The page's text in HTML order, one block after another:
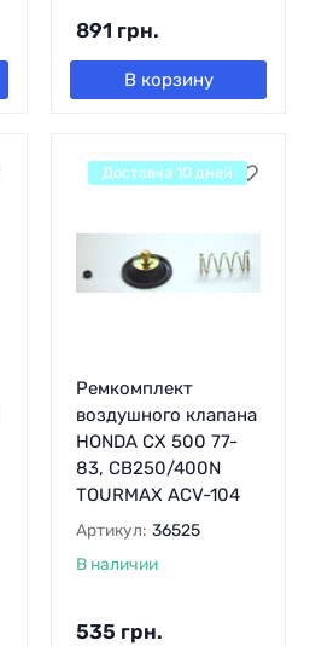
891 грн.
В корзину
Ремкомплект
воздушного клапана
HONDA CX 500 77-
83, CB250/400N
TOURMAX ACV-104
Артикул: 36525
В наличии
535 грн.
Доставка 10 дней